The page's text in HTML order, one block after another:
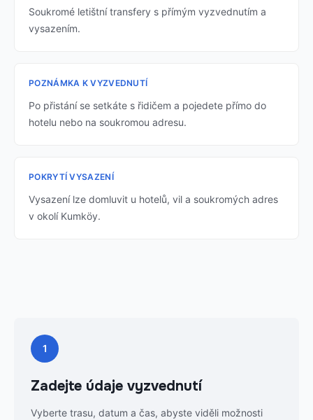
Soukromé letištní transfery s přímým vyzvednutím a
vysazením.
POZNÁMKA K VYZVEDNUTÍ
Po přistání se setkáte s řidičem a pojedete přímo do
hotelu nebo na soukromou adresu.
POKRYTÍ VYSAZENÍ
Vysazení lze domluvit u hotelů, vil a soukromých adres
v okolí Kumköy.
1
Zadejte údaje vyzvednutí
Vyberte trasu, datum a čas, abyste viděli možnosti